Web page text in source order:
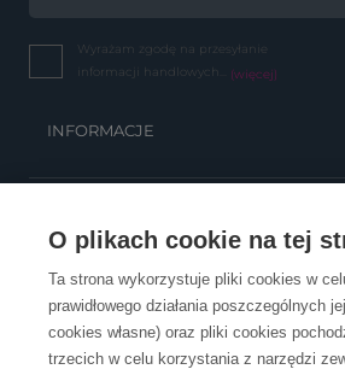
O plikach cookie na tej
Ta strona wykorzystuje pliki cookies w
prawidłowego działania poszczególnych
cookies własne) oraz pliki cookies
trzecich w celu korzystania z narzędzi
Wyrażam zgodę na przesyłanie
informacji handlowych... (więcej)
INFORMACJE
OBSŁUGA KLIENTA
KONTAKT